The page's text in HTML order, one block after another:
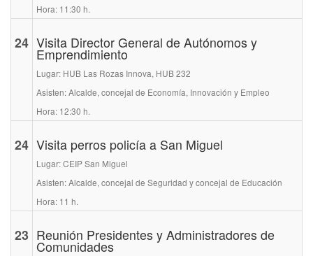
Hora: 11:30 h.
24 Visita Director General de Autónomos y
Emprendimiento
Lugar: HUB Las Rozas Innova, HUB 232
Asisten: Alcalde, concejal de Economía, Innovación y Empleo
Hora: 12:30 h.
24 Visita perros policía a San Miguel
Lugar: CEIP San Miguel
Asisten: Alcalde, concejal de Seguridad y concejal de Educación
Hora: 11 h.
23 Reunión Presidentes y Administradores de
Comunidades